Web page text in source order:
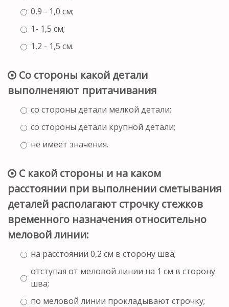
0,9 - 1,0 см;
1- 1,5 см;
1,2 - 1,5 см.
Со стороны какой детали
выполненяют притачивания
со стороны детали мелкой детали;
со стороны детали крупной детали;
не имеет значения.
С какой стороны и на каком
расстоянии при выполнении сметывания
деталей располагают строчку стежков
временного назначения относительно
меловой линии:
на расстоянии 0,2 см в сторону шва;
отступая от меловой линии на 1 см в сторону
шва;
по меловой линии прокладывают строчку;